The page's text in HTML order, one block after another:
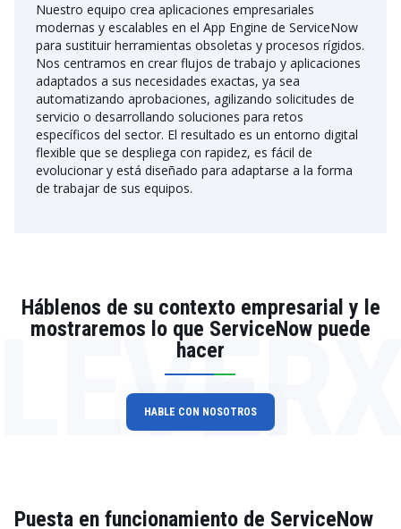
Nuestro equipo crea aplicaciones empresariales
modernas y escalables en el App Engine de ServiceNow
para sustituir herramientas obsoletas y procesos rígidos.
Nos centramos en crear flujos de trabajo y aplicaciones
adaptados a sus necesidades exactas, ya sea
automatizando aprobaciones, agilizando solicitudes de
servicio o desarrollando soluciones para retos
específicos del sector. El resultado es un entorno digital
flexible que se despliega con rapidez, es fácil de
evolucionar y está diseñado para adaptarse a la forma
de trabajar de sus equipos.
Háblenos de su contexto empresarial y le
mostraremos lo que ServiceNow puede
hacer
HABLE CON NOSOTROS
Puesta en funcionamiento de ServiceNow